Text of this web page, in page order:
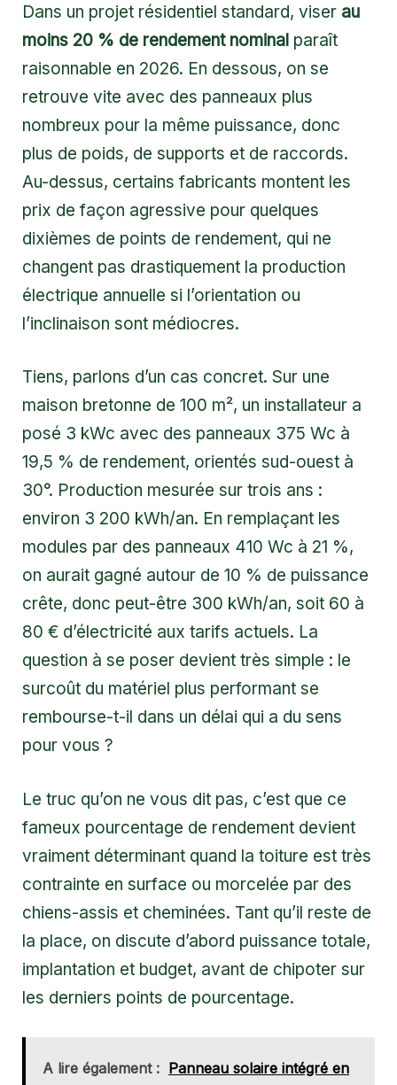
Dans un projet résidentiel standard, viser au
moins 20 % de rendement nominal paraît
raisonnable en 2026. En dessous, on se
retrouve vite avec des panneaux plus
nombreux pour la même puissance, donc
plus de poids, de supports et de raccords.
Au-dessus, certains fabricants montent les
prix de façon agressive pour quelques
dixièmes de points de rendement, qui ne
changent pas drastiquement la production
électrique annuelle si l’orientation ou
l’inclinaison sont médiocres.
Tiens, parlons d’un cas concret. Sur une
maison bretonne de 100 m², un installateur a
posé 3 kWc avec des panneaux 375 Wc à
19,5 % de rendement, orientés sud-ouest à
30°. Production mesurée sur trois ans :
environ 3 200 kWh/an. En remplaçant les
modules par des panneaux 410 Wc à 21 %,
on aurait gagné autour de 10 % de puissance
crête, donc peut-être 300 kWh/an, soit 60 à
80 € d’électricité aux tarifs actuels. La
question à se poser devient très simple : le
surcoût du matériel plus performant se
rembourse-t-il dans un délai qui a du sens
pour vous ?
Le truc qu’on ne vous dit pas, c’est que ce
fameux pourcentage de rendement devient
vraiment déterminant quand la toiture est très
contrainte en surface ou morcelée par des
chiens-assis et cheminées. Tant qu’il reste de
la place, on discute d’abord puissance totale,
implantation et budget, avant de chipoter sur
les derniers points de pourcentage.
A lire également : Panneau solaire intégré en